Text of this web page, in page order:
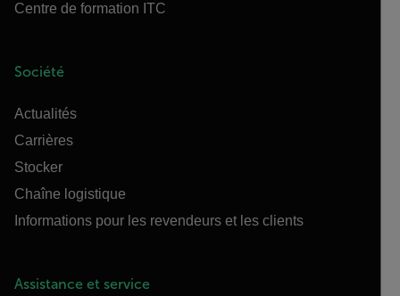
Centre de formation ITC
Société
Actualités
Carrières
Stocker
Chaîne logistique
Informations pour les revendeurs et les clients
Assistance et service